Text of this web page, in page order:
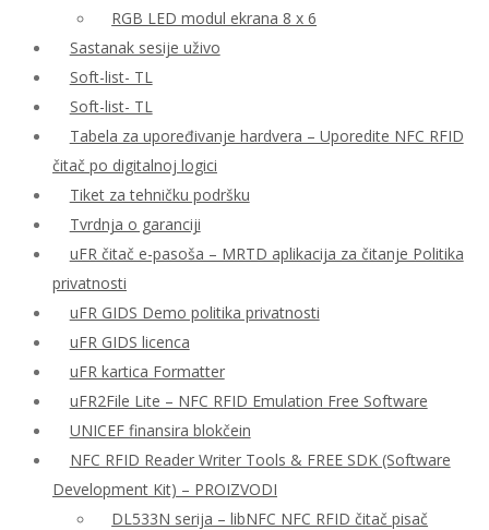
RGB LED modul ekrana 8 x 6
Sastanak sesije uživo
Soft-list- TL
Soft-list- TL
Tabela za upoređivanje hardvera – Uporedite NFC RFID
čitač po digitalnoj logici
Tiket za tehničku podršku
Tvrdnja o garanciji
uFR čitač e-pasoša – MRTD aplikacija za čitanje Politika
privatnosti
uFR GIDS Demo politika privatnosti
uFR GIDS licenca
uFR kartica Formatter
uFR2File Lite – NFC RFID Emulation Free Software
UNICEF finansira blokčein
NFC RFID Reader Writer Tools & FREE SDK (Software
Development Kit) – PROIZVODI
DL533N serija – libNFC NFC RFID čitač pisač